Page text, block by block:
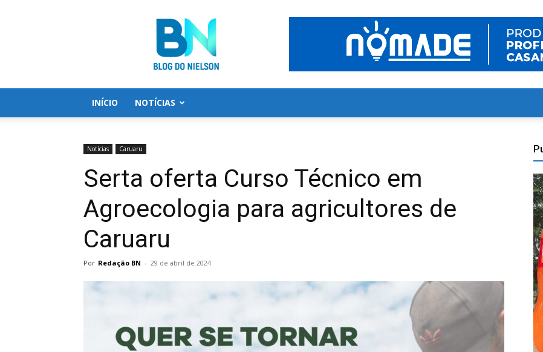
Blog
do
Nielson
INÍCIO NOTÍCIAS
Notícias Caruaru
Serta oferta Curso Técnico em
Agroecologia para agricultores de
Caruaru
Por Redação BN - 29 de abril de 2024